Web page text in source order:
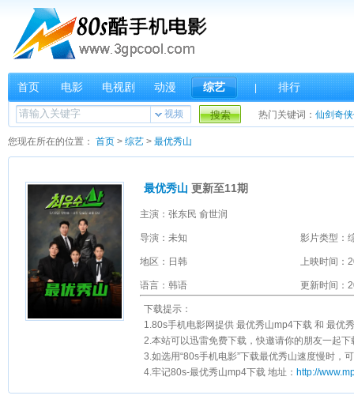
首页 电影 电视剧 动漫 综艺 排行
视频 搜索 热门关键词： 仙剑奇
您现在所在的位置： 首页 > 综艺 > 最优秀山
最优秀山 更新至11期
主演：张东民 俞世润
导演：未知 影片类型：
地区：日韩 上映时间：
语言：韩语 更新时间：
下载提示：
1.80s手机电影网提供 最优秀山mp4下载 和 最优
2.本站可以迅雷免费下载，快邀请你的朋友一起
3.如选用“80s手机电影”下载最优秀山速度慢时，
4.牢记80s-最优秀山mp4下载 地址： http://